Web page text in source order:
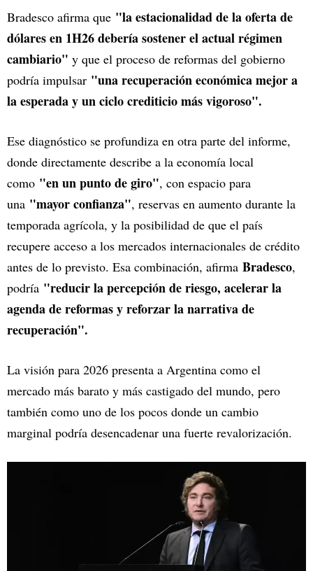
Bradesco afirma que "la estacionalidad de la oferta de
dólares en 1H26 debería sostener el actual régimen
cambiario" y que el proceso de reformas del gobierno
podría impulsar "una recuperación económica mejor a
la esperada y un ciclo crediticio más vigoroso".
Ese diagnóstico se profundiza en otra parte del informe,
donde directamente describe a la economía local
como "en un punto de giro", con espacio para
una "mayor confianza", reservas en aumento durante la
temporada agrícola, y la posibilidad de que el país
recupere acceso a los mercados internacionales de crédito
antes de lo previsto. Esa combinación, afirma Bradesco,
podría "reducir la percepción de riesgo, acelerar la
agenda de reformas y reforzar la narrativa de
recuperación".
La visión para 2026 presenta a Argentina como el
mercado más barato y más castigado del mundo, pero
también como uno de los pocos donde un cambio
marginal podría desencadenar una fuerte revalorización.